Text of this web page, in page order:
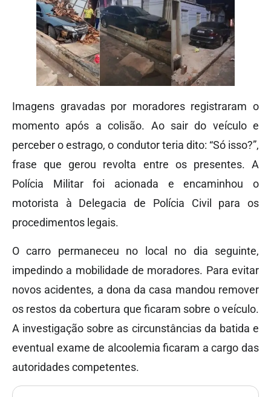
Imagens gravadas por moradores registraram o
momento após a colisão. Ao sair do veículo e
perceber o estrago, o condutor teria dito: “Só isso?”,
frase que gerou revolta entre os presentes. A
Polícia Militar foi acionada e encaminhou o
motorista à Delegacia de Polícia Civil para os
procedimentos legais.
O carro permaneceu no local no dia seguinte,
impedindo a mobilidade de moradores. Para evitar
novos acidentes, a dona da casa mandou remover
os restos da cobertura que ficaram sobre o veículo.
A investigação sobre as circunstâncias da batida e
eventual exame de alcoolemia ficaram a cargo das
autoridades competentes.